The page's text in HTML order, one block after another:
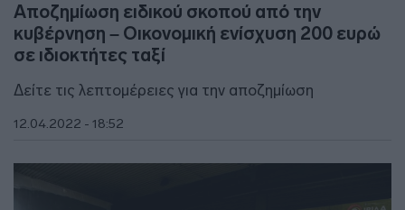
Αποζημίωση ειδικού σκοπού από την
κυβέρνηση – Οικονομική ενίσχυση 200 ευρώ
σε ιδιοκτήτες ταξί
Δείτε τις λεπτομέρειες για την αποζημίωση
12.04.2022 - 18:52